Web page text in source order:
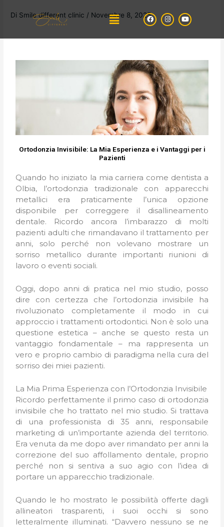
Menu
F
a
c
k
I
n
s
a
Y
o
u
Di Smile different clinic / Novembre 8, 2025
Ortodonzia Invisibile: La Mia Esperienza e i Vantaggi per i
Pazienti
Quando ho iniziato la mia carriera come dentista a
Olbia, l’ortodonzia tradizionale con apparecchi
metallici era praticamente l’unica opzione
disponibile per correggere il disallineamento
dentale. Ricordo ancora l’imbarazzo di molti
pazienti adulti che rimandavano il trattamento per
anni, solo perché non volevano mostrare un
sorriso metallico durante importanti riunioni di
lavoro o eventi sociali.
Oggi, dopo anni di pratica nel mio studio, posso
dire con certezza che l’ortodonzia invisibile ha
rivoluzionato completamente il modo in cui
approccio i trattamenti ortodontici. Non è solo una
questione estetica – anche se questo resta un
vantaggio fondamentale – ma rappresenta un
vero e proprio cambio di paradigma nella cura del
sorriso dei miei pazienti.
La Mia Prima Esperienza con l’Ortodonzia Invisibile
Ricordo perfettamente il primo caso di ortodonzia
invisibile che ho trattato nel mio studio. Si trattava
di una professionista di 35 anni, responsabile
marketing di un’importante azienda del territorio.
Era venuta da me dopo aver rimandato per anni la
correzione del suo affollamento dentale, proprio
perché non si sentiva a suo agio con l’idea di
portare un apparecchio tradizionale.
Quando le ho mostrato le possibilità offerte dagli
allineatori trasparenti, i suoi occhi si sono
letteralmente illuminati. “Davvero nessuno se ne